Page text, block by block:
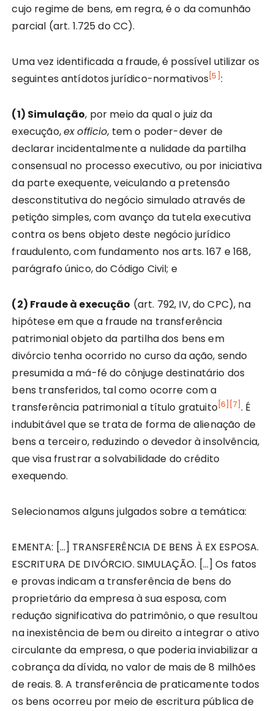
cujo regime de bens, em regra, é o da comunhão
parcial (art. 1.725 do CC).
Uma vez identificada a fraude, é possível utilizar os
seguintes antídotos jurídico-normativos [5] :
(1) Simulação, por meio da qual o juiz da
execução,exofficio, tem o poder-dever de
declarar incidentalmente a nulidade da partilha
consensual no processo executivo, ou por iniciativa
da parte exequente, veiculando a pretensão
desconstitutiva do negócio simulado através de
petição simples, com avanço da tutela executiva
contra os bens objeto deste negócio jurídico
fraudulento, com fundamento nos arts. 167 e 168,
parágrafo único, do Código Civil; e
(2) Fraude à execução (art. 792, IV, do CPC), na
hipótese em que a fraude na transferência
patrimonial objeto da partilha dos bens em
divórcio tenha ocorrido no curso da ação, sendo
presumida a má-fé do cônjuge destinatário dos
bens transferidos, tal como ocorre com a
transferência patrimonial a título gratuito [6] [7] . É
indubitável que se trata de forma de alienação de
bens a terceiro, reduzindo o devedor à insolvência,
que visa frustrar a solvabilidade do crédito
exequendo.
Selecionamos alguns julgados sobre a temática:
EMENTA: […] TRANSFERÊNCIA DE BENS À EX ESPOSA.
ESCRITURA DE DIVÓRCIO. SIMULAÇÃO. […] Os fatos
e provas indicam a transferência de bens do
proprietário da empresa à sua esposa, com
redução significativa do patrimônio, o que resultou
na inexistência de bem ou direito a integrar o ativo
circulante da empresa, o que poderia inviabilizar a
cobrança da dívida, no valor de mais de 8 milhões
de reais. 8. A transferência de praticamente todos
os bens ocorreu por meio de escritura pública de